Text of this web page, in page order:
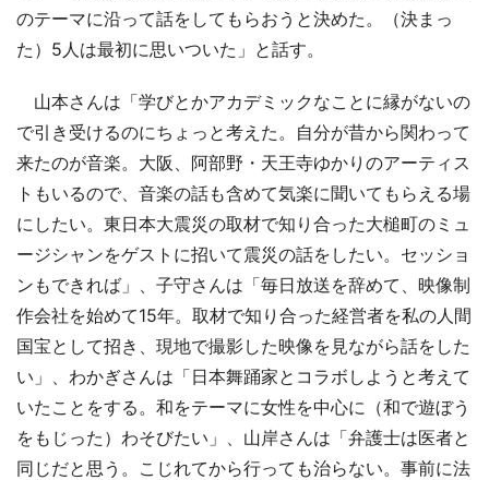
のテーマに沿って話をしてもらおうと決めた。（決まっ
た）5人は最初に思いついた」と話す。
山本さんは「学びとかアカデミックなことに縁がないの
で引き受けるのにちょっと考えた。自分が昔から関わって
来たのが音楽。大阪、阿部野・天王寺ゆかりのアーティス
トもいるので、音楽の話も含めて気楽に聞いてもらえる場
にしたい。東日本大震災の取材で知り合った大槌町のミュ
ージシャンをゲストに招いて震災の話をしたい。セッショ
ンもできれば」、子守さんは「毎日放送を辞めて、映像制
作会社を始めて15年。取材で知り合った経営者を私の人間
国宝として招き、現地で撮影した映像を見ながら話をした
い」、わかぎさんは「日本舞踊家とコラボしようと考えて
いたことをする。和をテーマに女性を中心に（和で遊ぼう
をもじった）わそびたい」、山岸さんは「弁護士は医者と
同じだと思う。こじれてから行っても治らない。事前に法